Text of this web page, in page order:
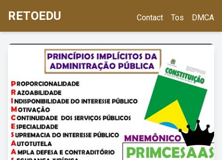
RETOEDU Contact Tos DMCA